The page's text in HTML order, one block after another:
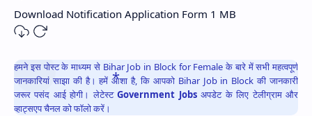
Download Notification Application Form 1 MB
हमने इस पोस्ट के माध्यम से Bihar Job in Block for Female के बारे में सभी महत्वपूर्ण
जानकारियां साझा की है। हमें आशा है, कि आपको Bihar Job in Block की जानकारी
जरूर पसंद आई होगी। लेटेस्टGovernment Jobsअपडेट के लिए टेलीग्राम और
व्हाट्सएप चैनल को फॉलो करें।